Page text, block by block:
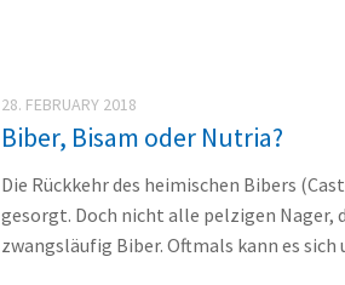
28. FEBRUARY 2018
Biber, Bisam oder Nutria?
Die Rückkehr des heimischen Bibers
gesorgt. Doch nicht alle pelzigen Nager,
zwangsläufig Biber. Oftmals kann es sich